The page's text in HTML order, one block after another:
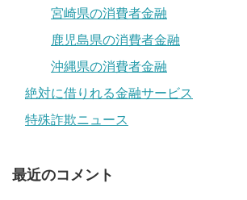
宮崎県の消費者金融
鹿児島県の消費者金融
沖縄県の消費者金融
絶対に借りれる金融サービス
特殊詐欺ニュース
最近のコメント